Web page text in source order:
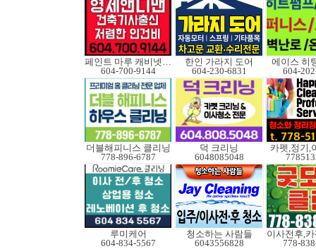
페인트 마루 캐비넷코팅
604-700-9144
한인 가라지 도어
604-230-6831
에이스 히
604-
더블해피니스 클리닝
778-896-6787
덕 크리닝
6048085048
카펫,정기,
루미케어
604-834-5567
청소하는 사람들
6043556828
778-